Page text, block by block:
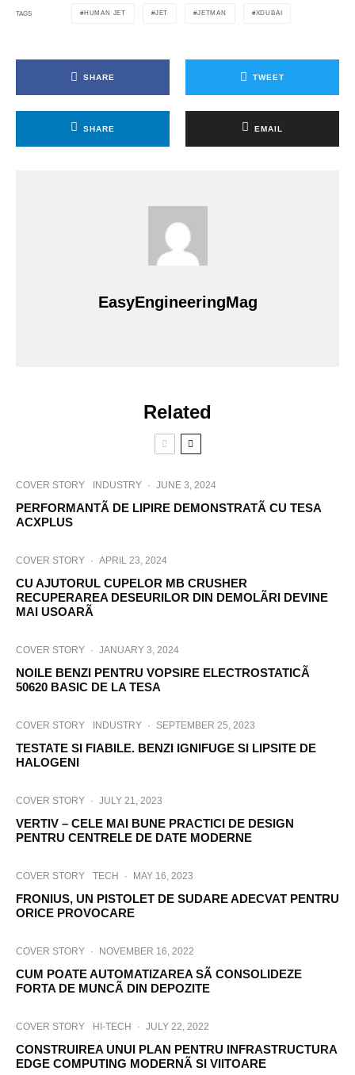
TAGS HUMAN JET JET JETMAN XDUBAI
SHARE TWEET
SHARE EMAIL
EasyEngineeringMag
Related
COVER STORY INDUSTRY · JUNE 3, 2024
PERFORMANTÃ DE LIPIRE DEMONSTRATÃ CU TESA
ACXPLUS
COVER STORY · APRIL 23, 2024
CU AJUTORUL CUPELOR MB CRUSHER
RECUPERAREA DESEURILOR DIN DEMOLÃRI DEVINE
MAI USOARÃ
COVER STORY · JANUARY 3, 2024
NOILE BENZI PENTRU VOPSIRE ELECTROSTATICÃ
50620 BASIC DE LA TESA
COVER STORY INDUSTRY · SEPTEMBER 25, 2023
TESTATE SI FIABILE. BENZI IGNIFUGE SI LIPSITE DE
HALOGENI
COVER STORY · JULY 21, 2023
VERTIV – CELE MAI BUNE PRACTICI DE DESIGN
PENTRU CENTRELE DE DATE MODERNE
COVER STORY TECH · MAY 16, 2023
FRONIUS, UN PISTOLET DE SUDARE ADECVAT PENTRU
ORICE PROVOCARE
COVER STORY · NOVEMBER 16, 2022
CUM POATE AUTOMATIZAREA SÃ CONSOLIDEZE
FORTA DE MUNCÃ DIN DEPOZITE
COVER STORY HI-TECH · JULY 22, 2022
CONSTRUIREA UNUI PLAN PENTRU INFRASTRUCTURA
EDGE COMPUTING MODERNÃ SI VIITOARE